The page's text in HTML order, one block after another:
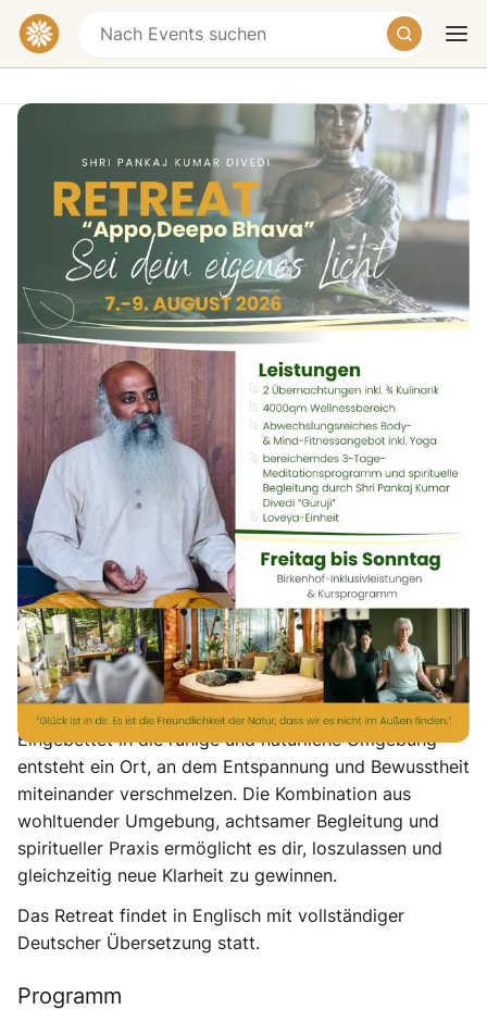
HeuteMorgenWochenende
Appo Deepo Bhava Retreat – Sei dein
eigenes Licht
Spirit & SPA Birkenhof am Elfenhain | 4-Sterne
Superior Wellnesshotel im Bayerischen Wald,
Auf der Rast, Grafenwiesen, Germany
€251
7.–9. August
Über das Retreat
Manchmal braucht es einen bewussten Schritt zurück,
um wieder klar zu sehen. Einen Moment der Stille, um
sich selbst wieder zu hören. Wir vom Ashram
Mokshadham öffnen für dich einen geschützten
Rahmen, in dem du den Alltag hinter dir lassen und
dich ganz auf deine innere Reise konzentrieren kannst.
Dieses Retreat ist eine Einladung, dich selbst tiefer zu
erfahren, deine innere Kraft zu spüren und dich mit
dem Licht in dir zu verbinden, das dich trägt und leitet.
Eingebettet in die ruhige und natürliche Umgebung
entsteht ein Ort, an dem Entspannung und Bewusstheit
miteinander verschmelzen. Die Kombination aus
wohltuender Umgebung, achtsamer Begleitung und
spiritueller Praxis ermöglicht es dir, loszulassen und
gleichzeitig neue Klarheit zu gewinnen.
Das Retreat findet in Englisch mit vollständiger
Deutscher Übersetzung statt.
Programm